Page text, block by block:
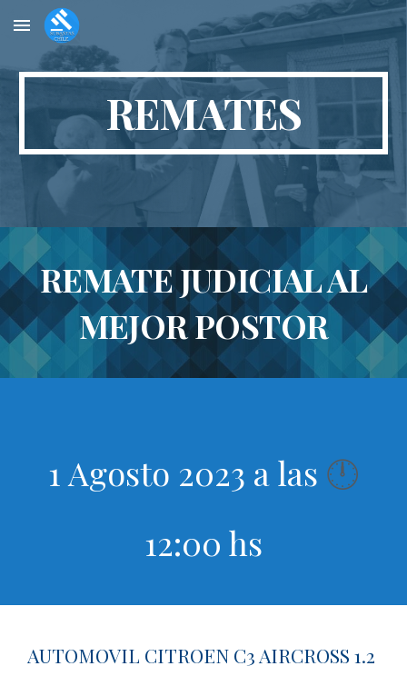
Skip to main content Skip to navigation
REMATES
REMATE JUDICIAL AL
MEJOR POSTOR
1 Agosto 2023 a las 🕛
12:00 hs
AUTOMOVIL CITROEN C3 AIRCROSS 1.2